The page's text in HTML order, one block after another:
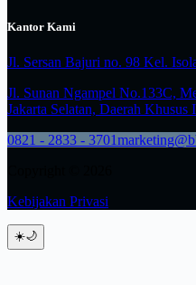
Kantor Kami
Jl. Sersan Bajuri no. 98 Kel.
Jl. Sunan Ngampel No.133C,
Jakarta Selatan, Daerah Khusus
0821 - 2833 - 3701
Kebijakan Privasi
☀️🌙